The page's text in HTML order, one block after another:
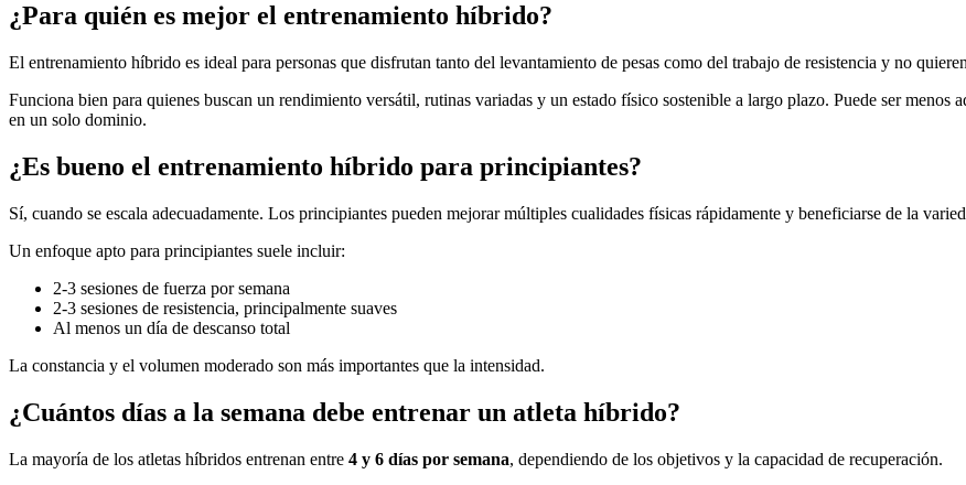
¿Para quién es mejor el entrenamiento híbrido?
El entrenamiento híbrido es ideal para personas que disfrutan tanto del levantamiento de pesas como del trabajo de resistencia y no
Funciona bien para quienes buscan un rendimiento versátil, rutinas variadas y un estado físico sostenible a largo plazo. Puede ser
en un solo dominio.
¿Es bueno el entrenamiento híbrido para principiantes?
Sí, cuando se escala adecuadamente. Los principiantes pueden mejorar múltiples cualidades físicas rápidamente y beneficiarse de la
Un enfoque apto para principiantes suele incluir:
2-3 sesiones de fuerza por semana
2-3 sesiones de resistencia, principalmente suaves
Al menos un día de descanso total
La constancia y el volumen moderado son más importantes que la intensidad.
¿Cuántos días a la semana debe entrenar un atleta híbrido?
La mayoría de los atletas híbridos entrenan entre 4 y 6 días por semana, dependiendo de los objetivos y la capacidad de recuperación.